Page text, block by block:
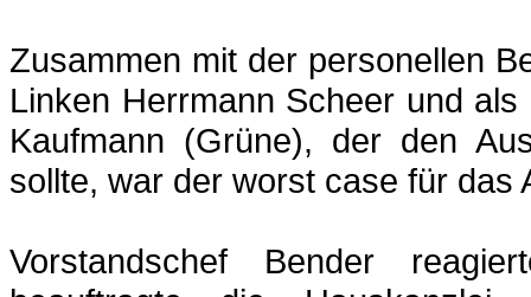
Zusammen mit der personellen
Linken Herrmann Scheer und
Kaufmann (Grüne), der den
sollte, war der worst case für das
Vorstandschef Bender